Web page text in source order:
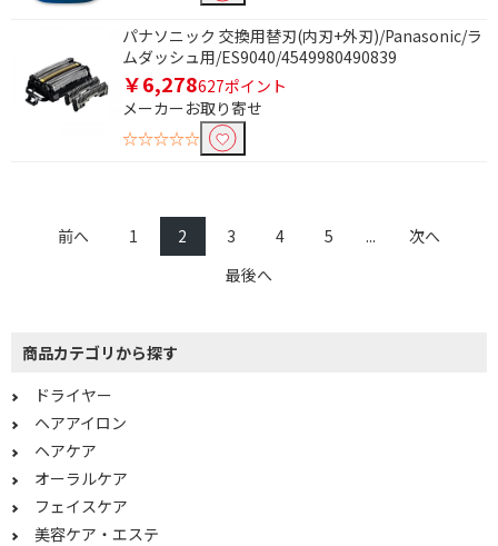
パナソニック 交換用替刃(内刃+外刃)/Panasonic/ラ
ムダッシュ用/ES9040/4549980490839
￥6,278627ポイント
メーカーお取り寄せ
☆☆☆☆☆
前へ 1 2 3 4 5 ...
次へ
最後へ
商品カテゴリから探す
ドライヤー
ヘアアイロン
ヘアケア
オーラルケア
フェイスケア
美容ケア・エステ
無
タイマーで絞り込む
無
コードレス式
コード式
AC電源・充電式
USB電源専用
交流式（コード式）
充電式（コードレス）
充電・交流式両用